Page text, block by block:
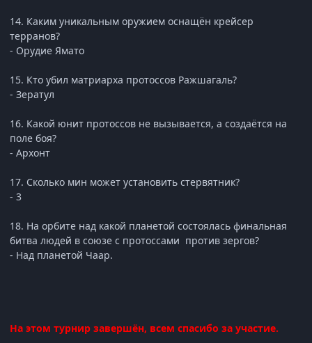
14. Каким уникальным оружием оснащён крейсер
терранов?
- Орудие Ямато
15. Кто убил матриарха протоссов Ражшагаль?
- Зератул
16. Какой юнит протоссов не вызывается, а создаётся на
поле боя?
- Архонт
17. Сколько мин может установить стервятник?
- 3
18. На орбите над какой планетой состоялась финальная
битва людей в союзе с протоссами против зергов?
- Над планетой Чаар.
На этом турнир завершён, всем спасибо за участие.